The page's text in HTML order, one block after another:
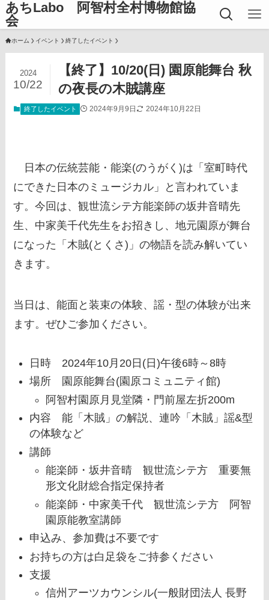
あちLabo 阿智村全村博物館協
会
ホーム イベント 終了したイベント
【終了】10/20(日) 園原能舞台 秋
の夜長の木賊講座
2024
10/22
終了したイベント 2024年9月9日 2024年10月22日
日本の伝統芸能・能楽(のうがく)は「室町時代
にできた日本のミュージカル」と言われていま
す。今回は、観世流シテ方能楽師の坂井音晴先
生、中家美千代先生をお招きし、地元園原が舞台
になった「木賊(とくさ)」の物語を読み解いてい
きます。
当日は、能面と装束の体験、謡・型の体験が出来
ます。ぜひご参加ください。
日時 2024年10月20日(日)午後6時～8時
場所 園原能舞台(園原コミュニティ館)
阿智村園原月見堂隣・門前屋左折200m
内容 能「木賊」の解説、連吟「木賊」謡&型
の体験など
講師
能楽師・坂井音晴 観世流シテ方 重要無
形文化財総合指定保持者
能楽師・中家美千代 観世流シテ方 阿智
園原能教室講師
申込み、参加費は不要です
お持ちの方は白足袋をご持参ください
支援
信州アーツカウンシル(一般財団法人 長野